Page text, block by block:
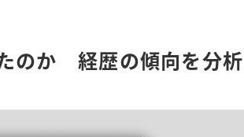
のか 経歴の傾向を分析